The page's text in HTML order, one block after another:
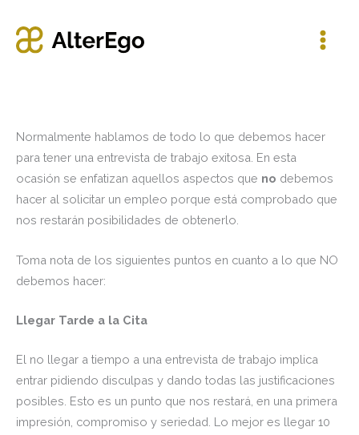
contenido
Normalmente hablamos de todo lo que debemos hacer
para tener una entrevista de trabajo exitosa. En esta
ocasión se enfatizan aquellos aspectos que no debemos
hacer al solicitar un empleo porque está comprobado que
nos restarán posibilidades de obtenerlo.
Toma nota de los siguientes puntos en cuanto a lo que NO
debemos hacer:
Llegar Tarde a la Cita
El no llegar a tiempo a una entrevista de trabajo implica
entrar pidiendo disculpas y dando todas las justificaciones
posibles. Esto es un punto que nos restará, en una primera
impresión, compromiso y seriedad. Lo mejor es llegar 10